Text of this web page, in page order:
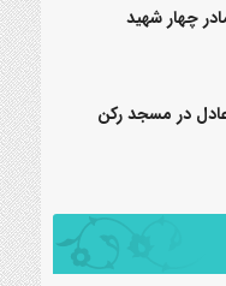
چهار شهید
در مسجد رکن